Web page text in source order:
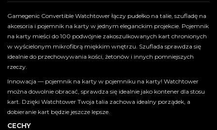
Gamegenic Convertible Watchtower łączy pudełko na talie, szufladę na
akcesoria i pojemnik na karty w jednym eleganckim projekcie. Pojemnik
na karty mieści do 100 podwójnie zakoszulkowanych kart chronionych
w wyścielonym mikrofibrą miękkim wnętrzu. Szuflada sprawdza się
idealnie do przechowywania kości, żetonów i innych pomniejszych
rzeczy.
Innowacja — pojemnik na karty w pojemniku na karty! Watchtower
można dowolnie obracać, sprawdza się idealnie jako kontener dla stosu
kart. Dzięki Watchtower Twoja talia zachowa idealny porządek, a
dobieranie kart będzie jeszcze lepsze.
CECHY